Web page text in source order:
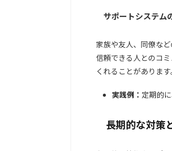
サポートシステム
家族や友人、同僚な
信頼できる人とのコ
くれることがあります
実践例： 定期的
長期的な対策